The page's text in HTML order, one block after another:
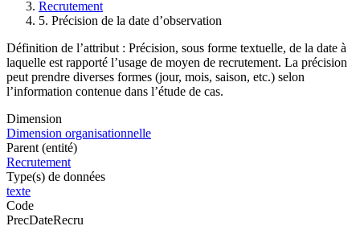
Recrutement
5. Précision de la date d’observation
Définition de l’attribut : Précision, sous forme textuelle, de la date à
laquelle est rapporté l’usage de moyen de recrutement. La précision
peut prendre diverses formes (jour, mois, saison, etc.) selon
l’information contenue dans l’étude de cas.
Dimension
Dimension organisationnelle
Parent (entité)
Recrutement
Type(s) de données
texte
Code
PrecDateRecru